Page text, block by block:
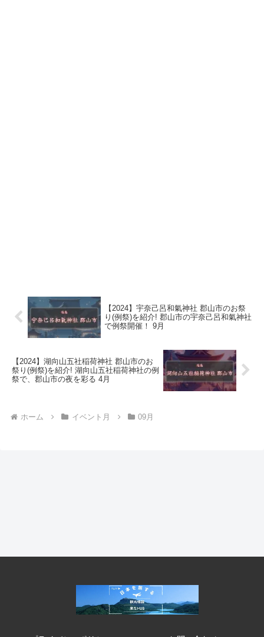
【2024】宇奈己呂和氣神社 郡山市のお祭
り(例祭)を紹介! 郡山市の宇奈己呂和氣神社
で例祭開催！ 9月
【2024】湖向山五社稲荷神社 郡山市のお
祭り(例祭)を紹介! 湖向山五社稲荷神社の例
祭で、郡山市の夜を彩る 4月
ホーム イベント月 09月